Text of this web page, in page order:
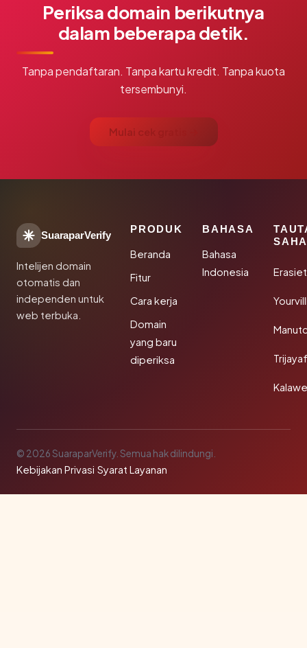
Periksa domain berikutnya
dalam beberapa detik.
Tanpa pendaftaran. Tanpa kartu kredit. Tanpa kuota
tersembunyi.
Mulai cek gratis →
SuaraparVerify
Intelijen domain
otomatis dan
independen untuk
web terbuka.
PRODUK
Beranda
Fitur
Cara kerja
Domain
yang baru
diperiksa
BAHASA
Bahasa
Indonesia
© 2026 SuaraparVerify. Semua hak dilindungi.
Kebijakan Privasi·Syarat Layanan